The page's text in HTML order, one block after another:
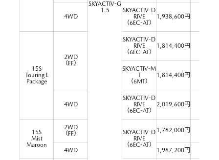
SKYACTIV-G
1.5
4WD
SKYACTIV-D
RIVE
（6EC-AT）
1,938,600円
15S
Touring L
Package
2WD
（FF）
SKYACTIV-D
RIVE
（6EC-AT）
1,814,400円
SKYACTIV-M
T
（6MT）
1,814,400円
4WD
SKYACTIV-D
RIVE
（6EC-AT）
2,019,600円
15S
Mist
Maroon
2WD
（FF）
SKYACTIV-D
RIVE
（6EC-AT）
1,782,000円
4WD 1,987,200円